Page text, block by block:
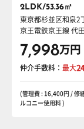
2LDK/53.36㎡
東京都杉並区和泉2
京王電鉄京王線 代
7,998万円
仲介手数料： 最大
(管理費 : 16,400円 / 修
ルコニー使用料 )